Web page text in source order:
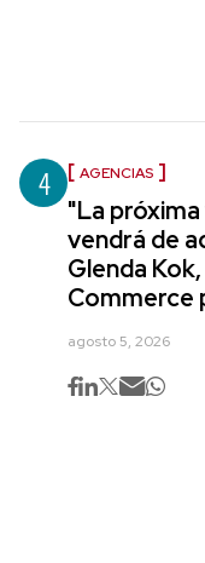
4 AGENCIAS
"La
vendrá de
Glenda
Commerce
agosto 5, 2026